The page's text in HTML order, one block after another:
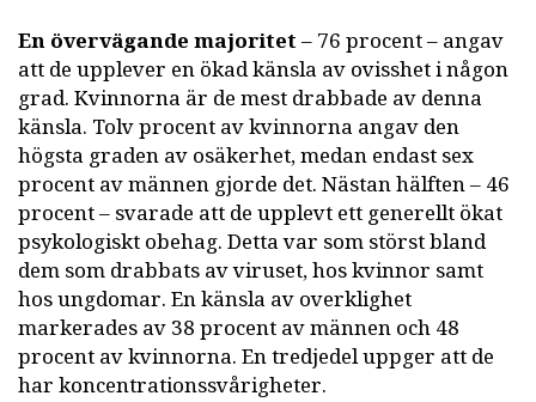
En övervägande majoritet– 76 procent – angav
att de upplever en ökad känsla av ovisshet i någon
grad. Kvinnorna är de mest drabbade av denna
känsla. Tolv procent av kvinnorna angav den
högsta graden av osäkerhet, medan endast sex
procent av männen gjorde det. Nästan hälften – 46
procent – svarade att de upplevt ett generellt ökat
psykologiskt obehag. Detta var som störst bland
dem som drabbats av viruset, hos kvinnor samt
hos ungdomar. En känsla av overklighet
markerades av 38 procent av männen och 48
procent av kvinnorna. En tredjedel uppger att de
har koncentrationssvårigheter.